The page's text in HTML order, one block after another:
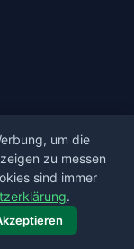
um die
zu messen
sind immer
.